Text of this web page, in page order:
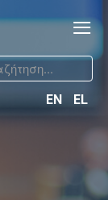
≡
EN EL